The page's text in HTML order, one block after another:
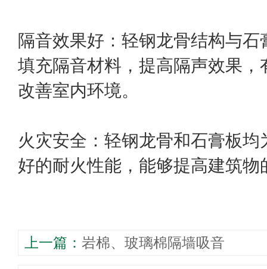
隔音效果好：轻钢龙骨结构与
填充隔音材料，提高隔声效果，
改善室内环境。
火灾安全：轻钢龙骨和石膏板
好的耐火性能，能够提高建筑物
上一篇： ​岩棉、玻璃棉隔墙吸音